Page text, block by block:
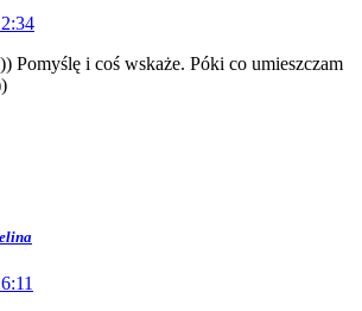
Pomyślę i coś wskaże. Póki co umieszczam